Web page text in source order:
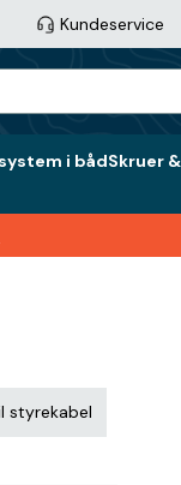
Kundeservice
i bådSkruer
styrekabel